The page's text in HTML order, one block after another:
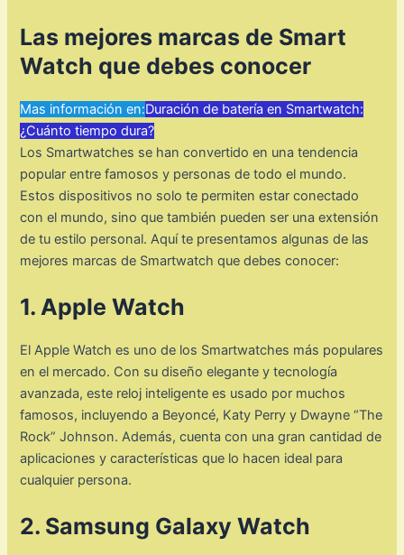
Las mejores marcas de Smart
Watch que debes conocer
Mas información en:Duración de batería en Smartwatch:
¿Cuánto tiempo dura?
Los Smartwatches se han convertido en una tendencia
popular entre famosos y personas de todo el mundo.
Estos dispositivos no solo te permiten estar conectado
con el mundo, sino que también pueden ser una extensión
de tu estilo personal. Aquí te presentamos algunas de las
mejores marcas de Smartwatch que debes conocer:
1. Apple Watch
El Apple Watch es uno de los Smartwatches más populares
en el mercado. Con su diseño elegante y tecnología
avanzada, este reloj inteligente es usado por muchos
famosos, incluyendo a Beyoncé, Katy Perry y Dwayne “The
Rock” Johnson. Además, cuenta con una gran cantidad de
aplicaciones y características que lo hacen ideal para
cualquier persona.
2. Samsung Galaxy Watch